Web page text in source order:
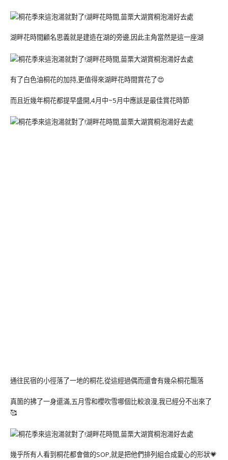
湖畔花時間顧名思義就是建造在湖的旁邊,因此主角當然是這一座湖
有了白色油桐花的加持,更值得來湖畔花時間賞花了😍
而且近幾年桐花都提早盛開,4月中~5月中應該是最佳賞花時節
通往民宿的小徑落了一地的桐花,從這經過偶而還會有幾朵桐花飄落
真箇的拂了一身還滿,五月雪和櫻吹雪哪個比較浪漫,我已經分不出來了
🥰
幾乎所有人看到桐花都會做的SOP,就是把他們排列組合成愛心的形狀💗